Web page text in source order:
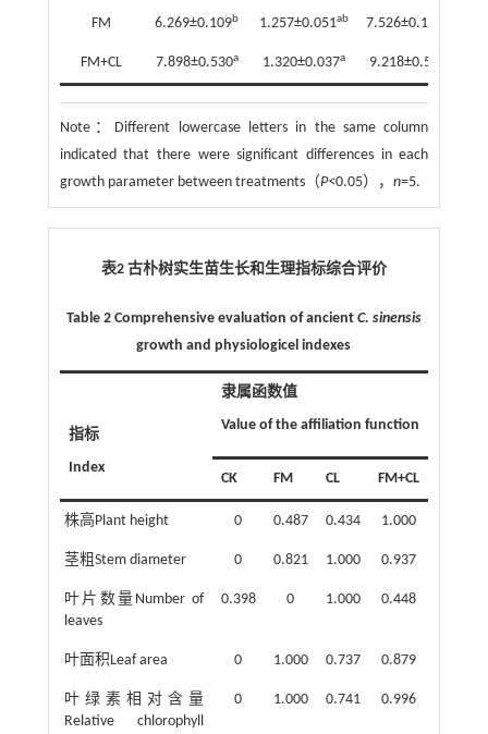
FM 6.269±0.109b 1.257±0.051ab 7.526±0.128
FM+CL 7.898±0.530a 1.320±0.037a 9.218±0.564
Note： Different lowercase letters in the same column
indicated that there were significant differences in each
growth parameter between treatments（P<0.05）， n=5.
表2 古朴树实生苗生长和生理指标综合评价
Table 2 Comprehensive evaluation of ancient C. sinensis
growth and physiologicel indexes
指标
Index
隶属函数值
Value of the affiliation function
CK FM CL FM+CL
株高Plant height 0 0.487 0.434 1.000
茎粗Stem diameter 0 0.821 1.000 0.937
叶片数量Number of
leaves
0.398 0 1.000 0.448
叶面积Leaf area 0 1.000 0.737 0.879
叶绿素相对含量
Relative chlorophyll
0 1.000 0.741 0.996